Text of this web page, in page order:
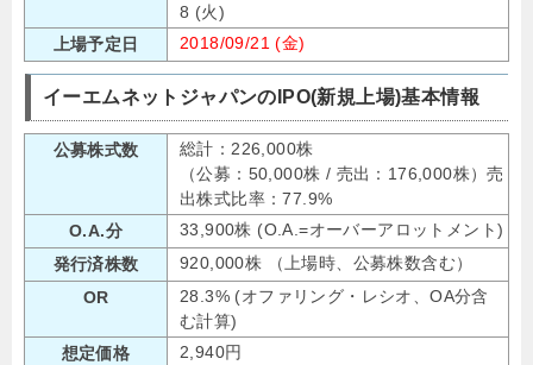
8 (火)
上場予定日
2018/09/21 (金)
イーエムネットジャパンのIPO(新規上場)基本情報
公募株式数
総計：226,000株
（公募：50,000株 / 売出：176,000株）売
出株式比率：77.9%
O.A.分
33,900株 (O.A.=オーバーアロットメント)
発行済株数
920,000株 （上場時、公募株数含む）
OR
28.3% (オファリング・レシオ、OA分含
む計算)
想定価格
2,940円